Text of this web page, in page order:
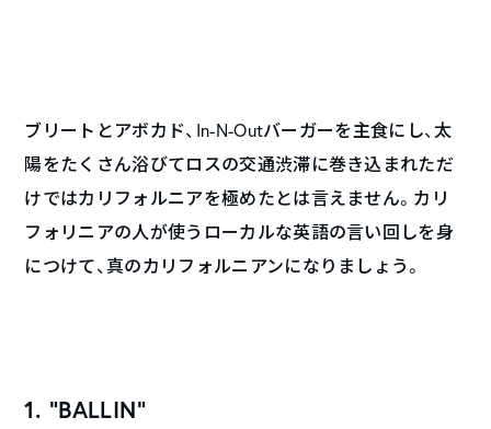
ブリートとアボカド、In-N-Outバーガーを主食にし、太
陽をたくさん浴びてロスの交通渋滞に巻き込まれただ
けではカリフォルニアを極めたとは言えません。カリ
フォリニアの人が使うローカルな英語の言い回しを身
につけて、真のカリフォルニアンになりましょう。
1. “BALLIN”